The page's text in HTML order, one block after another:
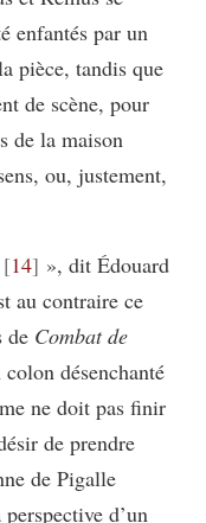
enfantés par un
pièce, tandis que
de scène, pour
de la maison
ou, justement,
14 », dit Édouard
au contraire ce
de Combat de
désenchanté
ne doit pas finir
de prendre
de Pigalle
d’un